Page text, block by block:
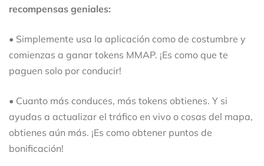
recompensas geniales:
• Simplemente usa la aplicación como de costumbre y
comienzas a ganar tokens MMAP. ¡Es como que te
paguen solo por conducir!
• Cuanto más conduces, más tokens obtienes. Y si
ayudas a actualizar el tráfico en vivo o cosas del mapa,
obtienes aún más. ¡Es como obtener puntos de
bonificación!